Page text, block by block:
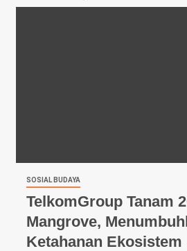
SOSIAL BUDAYA
TelkomGroup Tanam
Mangrove,
Ketahanan